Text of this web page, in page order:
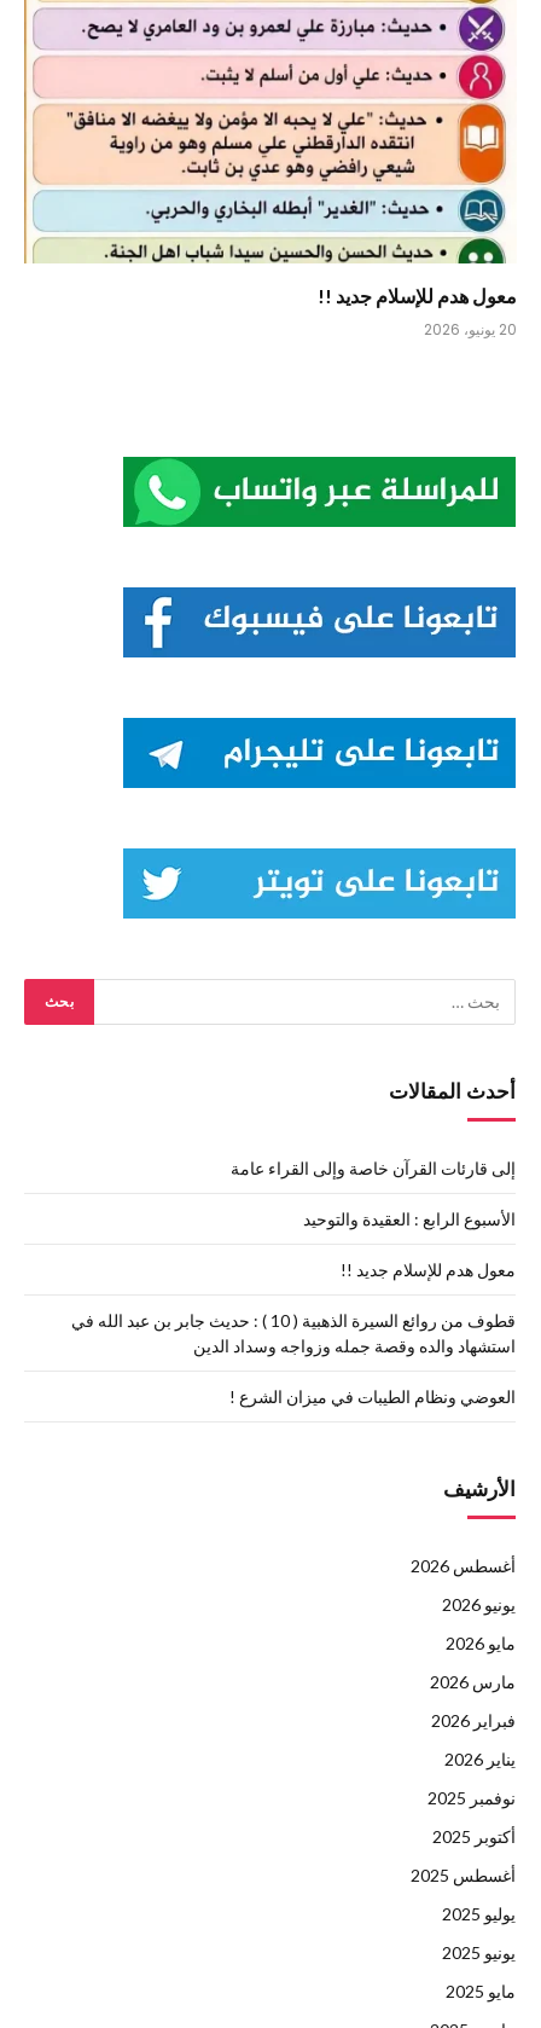
معول هدم للإسلام جديد !!
20 يونيو، 2026
أحدث المقالات
إلى قارئات القرآن خاصة وإلى القراء عامة
الأسبوع الرابع : العقيدة والتوحيد
معول هدم للإسلام جديد !!
قطوف من روائع السيرة الذهبية ( 10 ) : حديث جابر بن عبد الله في
استشهاد والده وقصة جمله وزواجه وسداد الدين
العوضي ونظام الطيبات في ميزان الشرع !
الأرشيف
أغسطس 2026
يونيو 2026
مايو 2026
مارس 2026
فبراير 2026
يناير 2026
نوفمبر 2025
أكتوبر 2025
أغسطس 2025
يوليو 2025
يونيو 2025
مايو 2025